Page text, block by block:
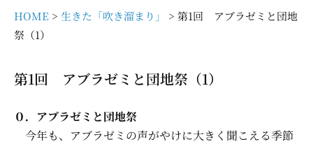
ス
キ
プ
HOME > 生きた「吹き溜まり」
> 第1回 アブラゼミと団地
祭（1）
第1回 アブラゼミと団地祭（1）
０．アブラゼミと団地祭
今年も、アブラゼミの声がやけに大きく聞こえる季節